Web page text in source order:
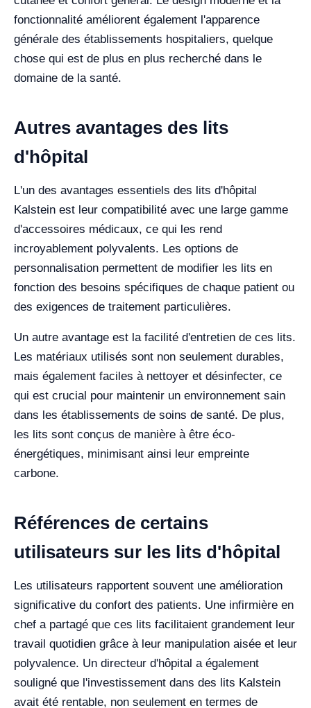
fonctionnalité améliorent également l'apparence
générale des établissements hospitaliers, quelque
chose qui est de plus en plus recherché dans le
domaine de la santé.
Autres avantages des lits
d'hôpital
L'un des avantages essentiels des lits d'hôpital
Kalstein est leur compatibilité avec une large gamme
d'accessoires médicaux, ce qui les rend
incroyablement polyvalents. Les options de
personnalisation permettent de modifier les lits en
fonction des besoins spécifiques de chaque patient ou
des exigences de traitement particulières.
Un autre avantage est la facilité d'entretien de ces lits.
Les matériaux utilisés sont non seulement durables,
mais également faciles à nettoyer et désinfecter, ce
qui est crucial pour maintenir un environnement sain
dans les établissements de soins de santé. De plus,
les lits sont conçus de manière à être éco-
énergétiques, minimisant ainsi leur empreinte
carbone.
Références de certains
utilisateurs sur les lits d'hôpital
Les utilisateurs rapportent souvent une amélioration
significative du confort des patients. Une infirmière en
chef a partagé que ces lits facilitaient grandement leur
travail quotidien grâce à leur manipulation aisée et leur
polyvalence. Un directeur d'hôpital a également
souligné que l'investissement dans des lits Kalstein
avait été rentable, non seulement en termes de